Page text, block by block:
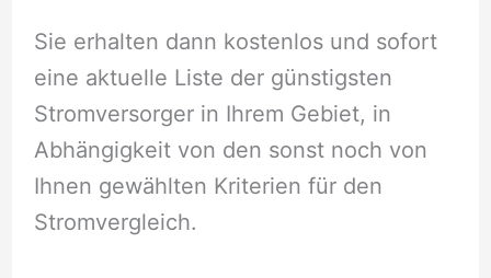
Sie erhalten dann kostenlos und sofort
eine aktuelle Liste der günstigsten
Stromversorger in Ihrem Gebiet, in
Abhängigkeit von den sonst noch von
Ihnen gewählten Kriterien für den
Stromvergleich.